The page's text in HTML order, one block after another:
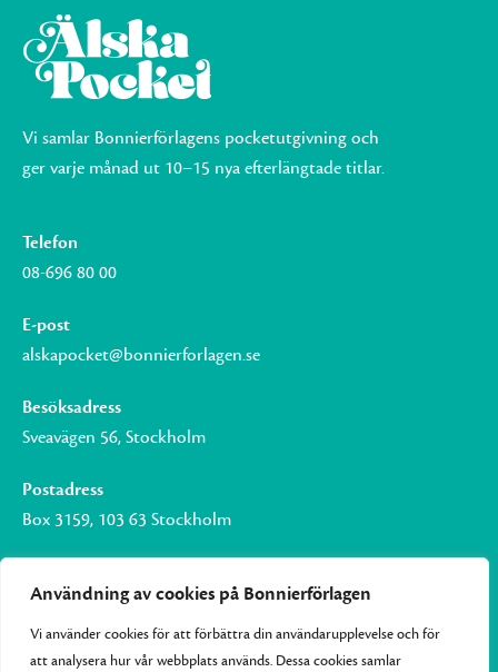
Användning av cookies på Bonnierförlagen
Vi använder cookies för att förbättra din användarupplevelse och för
att analysera hur vår webbplats används. Dessa cookies samlar
Vi samlar Bonnierförlagens pocketutgivning och
ger varje månad ut 10–15 nya efterlängtade titlar.
Telefon
08-696 80 00
E-post
alskapocket@bonnierforlagen.se
Besöksadress
Sveavägen 56, Stockholm
Postadress
Box 3159, 103 63 Stockholm
Om Bonnierförlagen